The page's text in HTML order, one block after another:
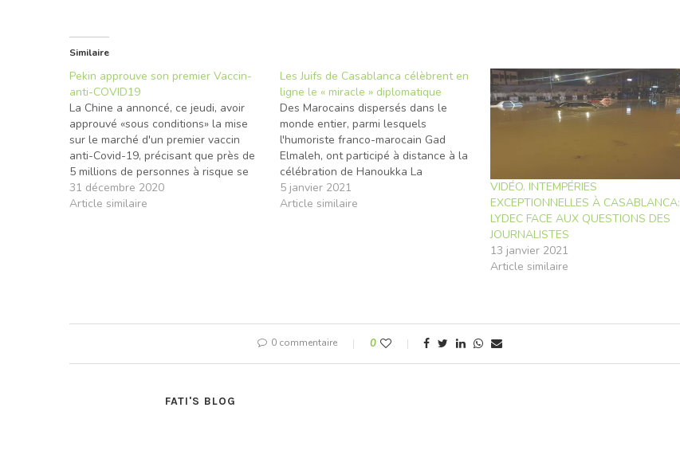
Similaire
Pekin approuve son premier Vaccin-
anti-COVID19
La Chine a annoncé, ce jeudi, avoir
approuvé «sous conditions» la mise
sur le marché d'un premier vaccin
anti-Covid-19, précisant que près de
5 millions de personnes à risque se
sont déjà vu administrer différentes
doses. Ce premier vaccin, produit par
31 décembre 2020
Article similaire
Les Juifs de Casablanca célèbrent en
ligne le « miracle » diplomatique
Des Marocains dispersés dans le
monde entier, parmi lesquels
l'humoriste franco-marocain Gad
Elmaleh, ont participé à distance à la
célébration de Hanoukka La
communauté juive de Casablanca a
organisé lundi soir une cérémonie
5 janvier 2021
Article similaire
VIDÉO. INTEMPÉRIES
EXCEPTIONNELLES À CASABLANCA:
LYDEC FACE AUX QUESTIONS DES
JOURNALISTES
13 janvier 2021
Article similaire
0 commentaire 0
FATI'S BLOG